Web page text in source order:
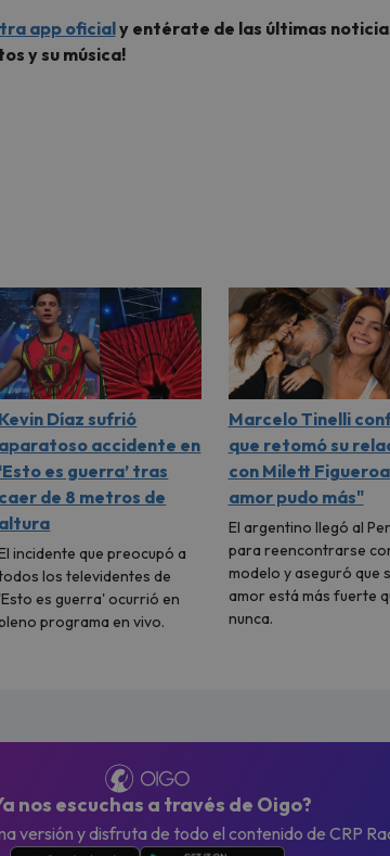
app oficialy entérate de las últimas
y su música!
Kevin Díaz sufrió
aparatoso accidente en
‘Esto es guerra’ tras
caer de 8 metros de
altura
incidente que preocupó a
los televidentes de
'Esto es guerra' ocurrió en
programa en vivo.
Marcelo Tinelli
que retomó su
con Milett
amor pudo más"
El argentino llegó al
para reencontrarse
modelo y aseguró que
amor está más fuerte
nunca.
nos escuchas a través de Oigo?
versión y disfruta de todo el contenido de CRP